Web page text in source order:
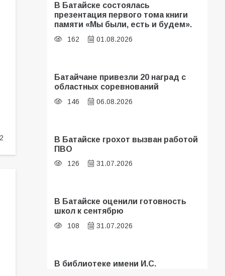
В Батайске состоялась
презентация первого тома книги
памяти «Мы были, есть и будем».
162 01.08.2026
Батайчане привезли 20 наград с
областных соревнований
146 06.08.2026
В Батайске грохот вызван работой
ПВО
126 31.07.2026
В Батайске оценили готовность
школ к сентябрю
108 31.07.2026
В библиотеке имени И.С.